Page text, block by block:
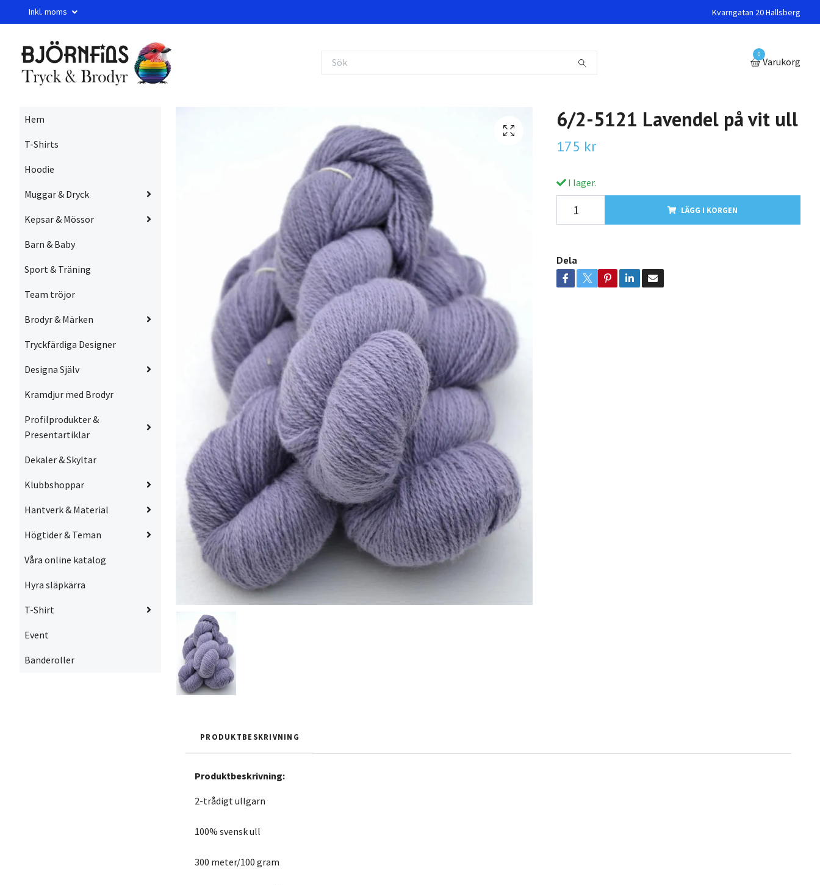
Inkl. moms Kvarngatan 20 Hallsberg
0
Varukorg
Hem
T-Shirts
Hoodie
Muggar & Dryck
Kepsar & Mössor
Barn & Baby
Sport & Träning
Team tröjor
Brodyr & Märken
Tryckfärdiga Designer
Designa Själv
Kramdjur med Brodyr
Profilprodukter &
Presentartiklar
Dekaler & Skyltar
Klubbshoppar
Hantverk & Material
Högtider & Teman
Våra online katalog
Hyra släpkärra
T-Shirt
Event
Banderoller
6/2-5121 Lavendel på vit ull
175 kr
I lager.
LÄGG I KORGEN
Dela
PRODUKTBESKRIVNING
Produktbeskrivning:
2-trådigt ullgarn
100% svensk ull
300 meter/100 gram